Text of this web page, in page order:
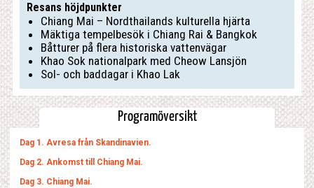
Resans höjdpunkter
Chiang Mai – Nordthailands kulturella hjärta
Mäktiga tempelbesök i Chiang Rai & Bangkok
Båtturer på flera historiska vattenvägar
Khao Sok nationalpark med Cheow Lansjön
Sol- och baddagar i Khao Lak
Programöversikt
Dag 1. Avresa från Skandinavien.
Dag 2. Ankomst till Chiang Mai.
Dag 3. Chiang Mai.